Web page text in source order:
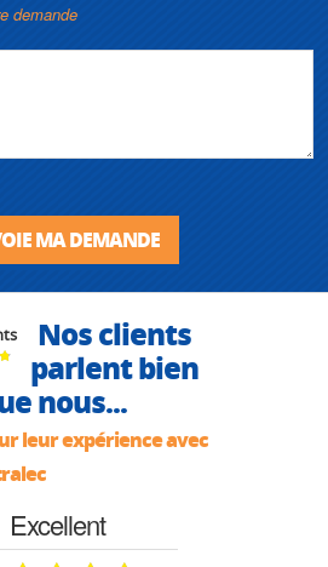
demande
MA DEMANDE
Nos clients
parlent bien
nous...
leur expérience avec
Excellent